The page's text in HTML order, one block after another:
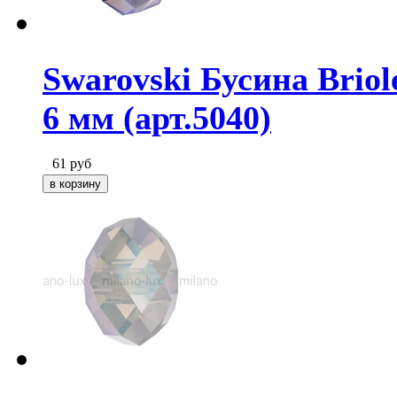
Swarovski Бусина
6 мм (арт.5040)
61 руб